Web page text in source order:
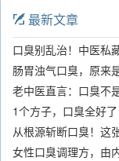
最新文章
口臭别乱治！中医私
肠胃浊气口臭，原来
老中医直言：口臭不
1个方子，口臭全好了
女性口臭调理方，由